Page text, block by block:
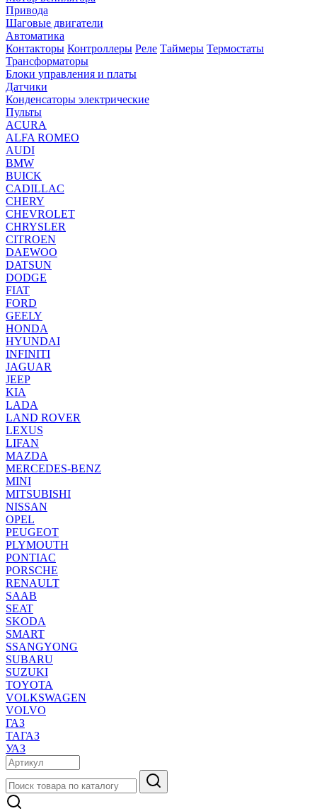
Привода
Шаговые двигатели
Автоматика
Контакторы Контроллеры Реле Таймеры Термостаты
Трансформаторы
Блоки управления и платы
Датчики
Конденсаторы электрические
Пульты
ACURA
ALFA ROMEO
AUDI
BMW
BUICK
CADILLAC
CHERY
CHEVROLET
CHRYSLER
CITROEN
DAEWOO
DATSUN
DODGE
FIAT
FORD
GEELY
HONDA
HYUNDAI
INFINITI
JAGUAR
JEEP
KIA
LADA
LAND ROVER
LEXUS
LIFAN
MAZDA
MERCEDES-BENZ
MINI
MITSUBISHI
NISSAN
OPEL
PEUGEOT
PLYMOUTH
PONTIAC
PORSCHE
RENAULT
SAAB
SEAT
SKODA
SMART
SSANGYONG
SUBARU
SUZUKI
TOYOTA
VOLKSWAGEN
VOLVO
ГАЗ
ТАГАЗ
УАЗ